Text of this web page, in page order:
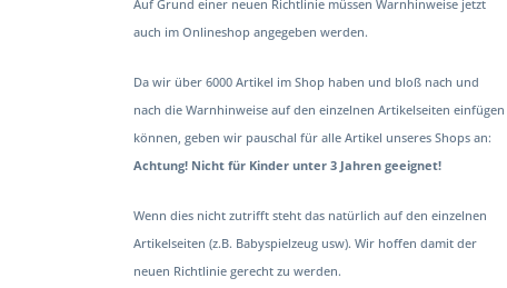
Auf Grund einer neuen Richtlinie müssen Warnhinweise jetzt
auch im Onlineshop angegeben werden.
Da wir über 6000 Artikel im Shop haben und bloß nach und
nach die Warnhinweise auf den einzelnen Artikelseiten einfügen
können, geben wir pauschal für alle Artikel unseres Shops an:
Achtung! Nicht für Kinder unter 3 Jahren geeignet!
Wenn dies nicht zutrifft steht das natürlich auf den einzelnen
Artikelseiten (z.B. Babyspielzeug usw). Wir hoffen damit der
neuen Richtlinie gerecht zu werden.